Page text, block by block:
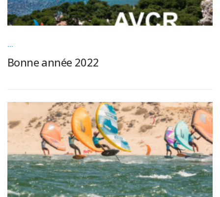
...
Bonne année 2022